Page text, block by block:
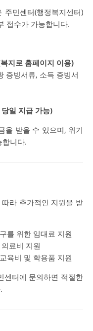
민센터(행정복지센터)
접수가 가능합니다.
지로 홈페이지 이용)
증빙서류, 소득 증빙서
일 지급 가능)
을 받을 수 있으며, 위기
니다.
라 추가적인 지원을 받
를 위한 임대료 지원
료비 지원
육비 및 학용품 지원
센터에 문의하면 적절한